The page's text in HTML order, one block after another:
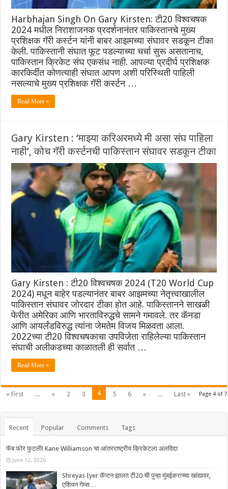
Harbhajan Singh On Gary Kirsten: टी20 विश्वचषक
2024 मधील निराशाजनक प्रदर्शनानंतर पाकिस्तानचे मुख्य
प्रशिक्षक गॅरी कर्स्टन यांनी बाबर आझमच्या संघावर सडकून टीका
केली. पाकिस्तानी संघात फूट पडल्याच्या चर्चा सुरू असतानाच,
पाकिस्तान क्रिकेट संघ एकसंध नाही. आपल्या प्रदीर्घ प्रशिक्षक
कारकिर्दीत कोणत्याही संघात आपण अशी परिस्थिती पाहिली
नसल्याचे मुख्य प्रशिक्षक गॅरी कर्स्टन …
Read More »
Gary Kirsten : ‘माझ्या करिअरमध्ये मी असा संघ पाहिला
नाही’, कोच गॅरी कर्स्टनची पाकिस्तान संघावर सडकून टीका
Gary Kirsten : टी20 विश्वचषक 2024 (T20 World Cup
2024) मधून बाहेर पडल्यानंतर बाबर आझमच्या नेतृत्त्वाखालील
पाकिस्तान संघावर जोरदार टीका होत आहे. पाकिस्तानने साखळी
फेरीत अमेरिका आणि भारताविरुद्धचे सामने गमावले. तर कॅनडा
आणि आयर्लंडविरुद्ध त्यांना जेमतेम विजय मिळवता आला.
2022च्या टी20 विश्वचषकाचा उपविजेता राहिलेल्या पाकिस्तान
संघाची अलीकडच्या काळातली ही सर्वात …
Read More »
Page 4 of 7
« First ... « 2 3 4 5 6 » ... Last »
Recent Popular Comments Tags
फॅब फोर फुटली! Kane Williamson चा आंतरराष्ट्रीय क्रिकेटला अलविदा
June 12, 2026
Shreyas Iyer कॅप्टन झाला! टी20 ची पुन्हा मुंबईकराच्या खांद्यावर,
एशियन गेम्स…